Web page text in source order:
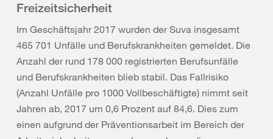
Freizeitsicherheit
Im Geschäftsjahr 2017 wurden der Suva insgesamt
465 701 Unfälle und Berufskrankheiten gemeldet. Die
Anzahl der rund 178 000 registrierten Berufsunfälle
und Berufskrankheiten blieb stabil. Das Fallrisiko
(Anzahl Unfälle pro 1000 Vollbeschäftigte) nimmt seit
Jahren ab, 2017 um 0,6 Prozent auf 84,6. Dies zum
einen aufgrund der Präventionsarbeit im Bereich der